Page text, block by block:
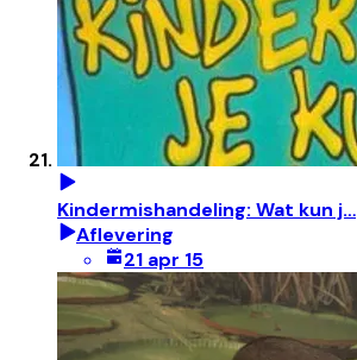
Kindermishandeling: Wat kun j…
Aflevering
21 apr 15